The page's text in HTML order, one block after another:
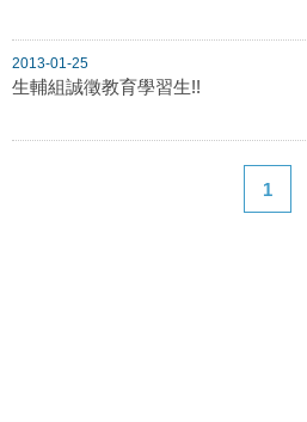
2013-01-25
生輔組誠徵教育學習生!!
1